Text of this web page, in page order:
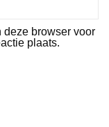
deze browser voor
plaats.